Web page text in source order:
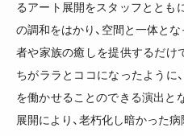
るアート展開をスタッフととも
の調和をはかり、空間と一体と
者や家族の癒しを提供するだけ
ちがララとココになったように
を働かせることのできる演出と
展開により、老朽化し暗かった